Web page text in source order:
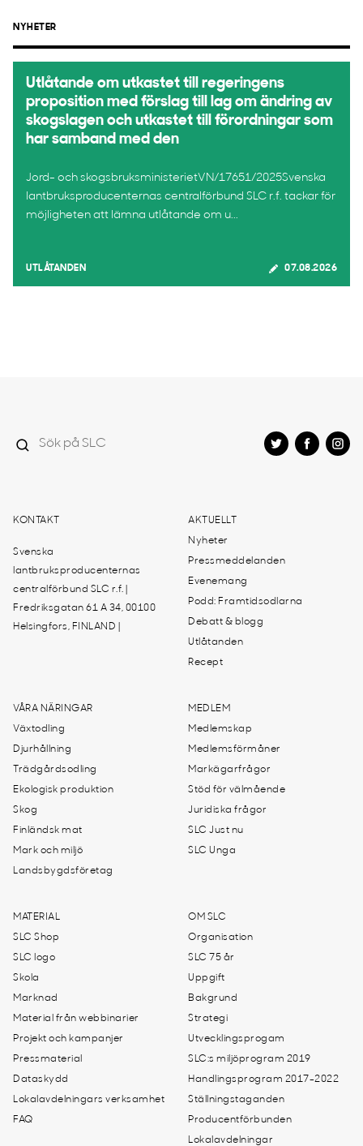
NYHETER
Utlåtande om utkastet till regeringens
proposition med förslag till lag om ändring av
skogslagen och utkastet till förordningar som
har samband med den
Jord- och skogsbruksministerietVN/17651/2025Svenska
lantbruksproducenternas centralförbund SLC r.f. tackar för
möjligheten att lämna utlåtande om u...
UTLÅTANDEN 07.08.2026
KONTAKT
Svenska
lantbruksproducenternas
centralförbund SLC r.f. |
Fredriksgatan 61 A 34, 00100
Helsingfors, FINLAND |
AKTUELLT
Nyheter
Pressmeddelanden
Evenemang
Podd: Framtidsodlarna
Debatt & blogg
Utlåtanden
Recept
VÅRA NÄRINGAR
Växtodling
Djurhållning
Trädgårdsodling
Ekologisk produktion
Skog
Finländsk mat
Mark och miljö
Landsbygdsföretag
MEDLEM
Medlemskap
Medlemsförmåner
Markägarfrågor
Stöd för välmående
Juridiska frågor
SLC Just nu
SLC Unga
MATERIAL
SLC Shop
SLC logo
Skola
Marknad
Material från webbinarier
Projekt och kampanjer
Pressmaterial
Dataskydd
Lokalavdelningars verksamhet
FAQ
OM SLC
Organisation
SLC 75 år
Uppgift
Bakgrund
Strategi
Utvecklingsprogam
SLC:s miljöprogram 2019
Handlingsprogram 2017-2022
Ställningstaganden
Producentförbunden
Lokalavdelningar